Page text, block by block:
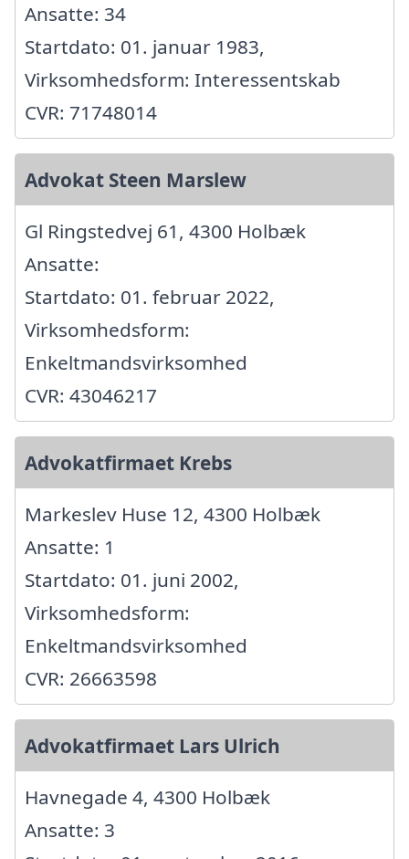
Ansatte: 34
Startdato: 01. januar 1983,
Virksomhedsform: Interessentskab
CVR: 71748014
Advokat Steen Marslew
Gl Ringstedvej 61, 4300 Holbæk
Ansatte:
Startdato: 01. februar 2022,
Virksomhedsform:
Enkeltmandsvirksomhed
CVR: 43046217
Advokatfirmaet Krebs
Markeslev Huse 12, 4300 Holbæk
Ansatte: 1
Startdato: 01. juni 2002,
Virksomhedsform:
Enkeltmandsvirksomhed
CVR: 26663598
Advokatfirmaet Lars Ulrich
Havnegade 4, 4300 Holbæk
Ansatte: 3